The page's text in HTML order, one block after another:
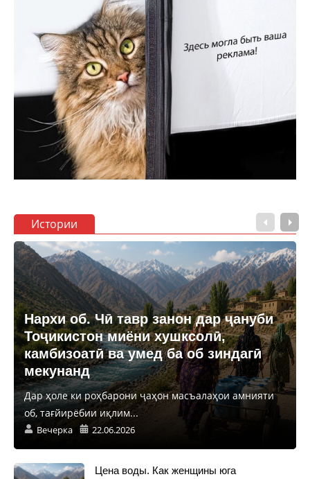
Истории
Нархи об. Чӣ тавр занон дар ҷануби
Тоҷикистон миёни хушксолӣ,
камбизоатӣ ва умед ба об зиндагӣ
мекунанд
Дар ҳоле ки роҳбарони ҷаҳон масъалаҳои амнияти
об, тағйирёбии иқлим...
Вечерка 22.06.2026
Цена воды. Как женщины юга